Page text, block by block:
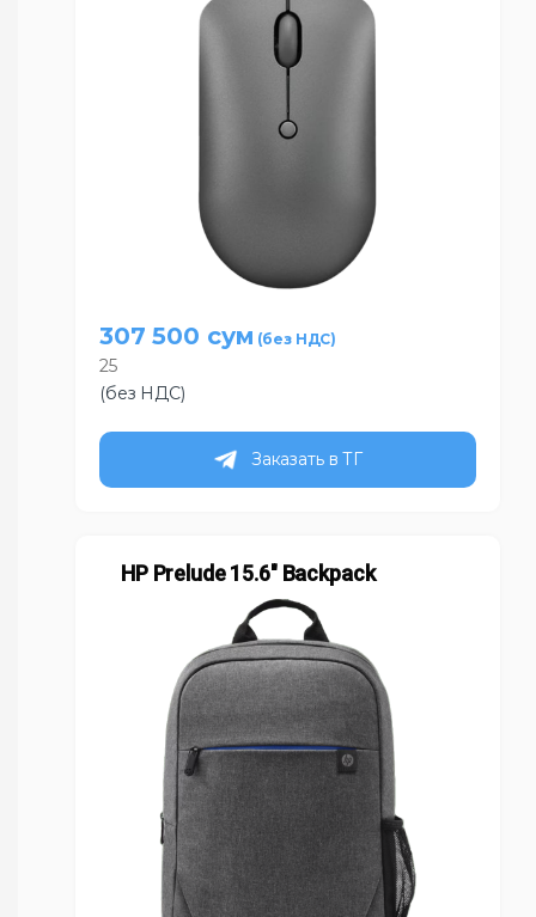
307 500 сум
25
(без НДС)
Заказать в ТГ
HP Prelude 15.6″ Backpack